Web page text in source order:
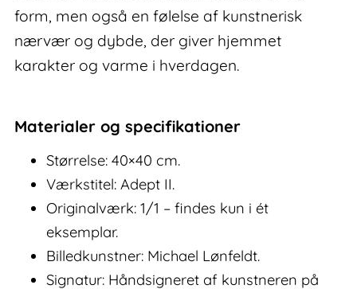
form, men også en følelse af kunstnerisk
nærvær og dybde, der giver hjemmet
karakter og varme i hverdagen.
Materialer og specifikationer
Størrelse: 40×40 cm.
Værkstitel: Adept II.
Originalværk: 1/1 – findes kun i ét
eksemplar.
Billedkunstner: Michael Lønfeldt.
Signatur: Håndsigneret af kunstneren på